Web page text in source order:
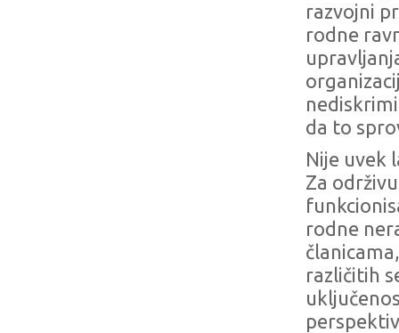
razvojni
rodne
da to
Nije uvek
Za
rodne
različitih